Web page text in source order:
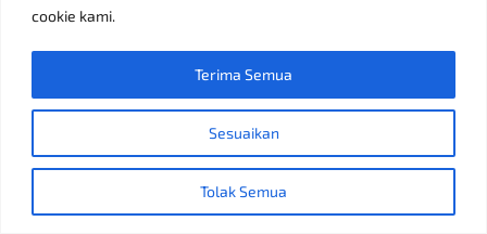
cookie kami.
Sesuaikan
Tolak Semua
Terima Semua
secara manual dengan memilih “More
Paper Sizes”.
“Pastikan printer dan Word mendukung ukuran
A5 untuk hasil terbaik.”
Masalah lain yang sering muncul adalah